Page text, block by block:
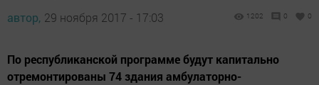
автор, 29 ноября 2017 - 17:03 1202 0 0
По республиканской программе будут капитально
отремонтированы 74 здания амбулаторно-